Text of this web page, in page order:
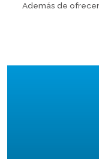
Además de